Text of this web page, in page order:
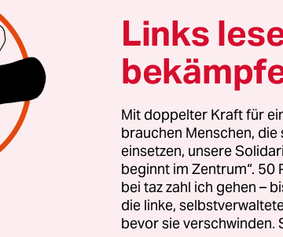
von Verfassungsgerichtspräsident
des NPD-Parteiverbots diese
zu entscheiden, ob nicht
möglich seien: „wie zum
Finanzierung“. Das würde die NPD
erhielt die NPD zuletzt 2015 – was
Mitgliedsbeiträge und
ist alt. Bereits 2007 hatte die
Links
Mit doppelter Kraft für
brauchen Menschen,
einsetzen, unsere
beginnt im Zentrum“. 50
bei taz zahl ich gehen –
die linke,
bevor sie verschwinden.